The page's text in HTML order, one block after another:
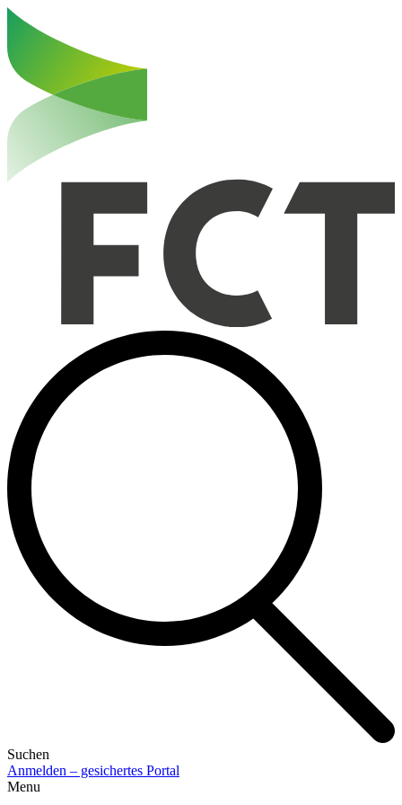
Haut de la page
Suchen
Anmelden – gesichertes Portal
Menu